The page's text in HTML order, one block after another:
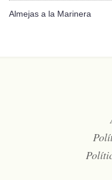
Almejas a la Marinera